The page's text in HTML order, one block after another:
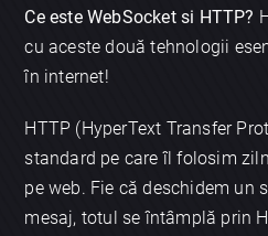
Ce este WebSocket si HTTP?
cu aceste două tehnologii
în internet!
HTTP (HyperText Transfer
standard pe care îl folosim
pe web. Fie că deschidem un
mesaj, totul se întâmplă prin